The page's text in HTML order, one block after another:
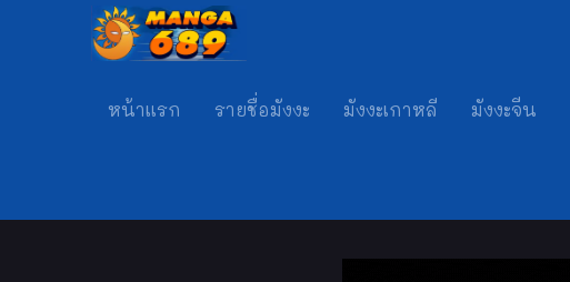
หน้าแรก รายชื่อมังงะ มังงะเกาหลี มังงะจีน